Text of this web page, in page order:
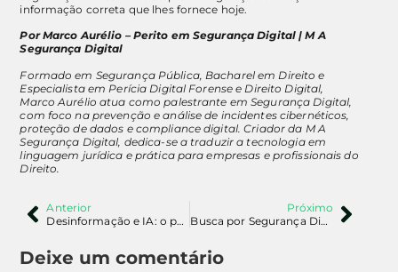
informação correta que lhes fornece hoje.
Por Marco Aurélio – Perito em Segurança Digital | M A
Segurança Digital
Formado em Segurança Pública, Bacharel em Direito e
Especialista em Perícia Digital Forense e Direito Digital,
Marco Aurélio atua como palestrante em Segurança Digital,
com foco na prevenção e análise de incidentes cibernéticos,
proteção de dados e compliance digital. Criador da M A
Segurança Digital, dedica-se a traduzir a tecnologia em
linguagem jurídica e prática para empresas e profissionais do
Direito.
Anterior
Desinformação e IA: o perigo dos vídeos falsos reciclados e como não cair no golpe
Próximo
Busca por Segurança Digital para Crianças no Google em 2025: O que Pais e Instituições precisam saber
Deixe um comentário